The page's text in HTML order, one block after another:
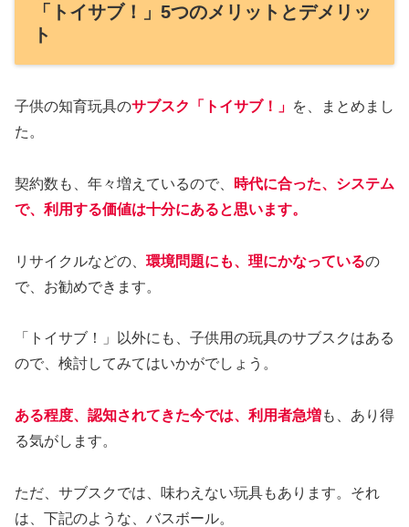
「トイサブ！」5つのメリットとデメリッ
ト
子供の知育玩具のサブスク「トイサブ！」 を、まとめまし
た。
契約数も、年々増えているので、
時代に合った、システム
で、利用する価値は十分にあると思います。
リサイクルなどの、 環境問題にも、理にかなっているの
で、お勧めできます。
「トイサブ！」以外にも、子供用の玩具のサブスクはある
ので、検討してみてはいかがでしょう。
ある程度、認知されてきた今では、利用者急増も、あり得
る気がします。
ただ、サブスクでは、味わえない玩具もあります。それ
は、下記のような、バスボール。